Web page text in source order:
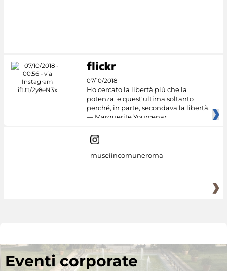
07/10/2018
Ho cercato la libertà più che la
potenza, e quest'ultima soltanto
perché, in parte, secondava la libertà.
— Marguerite Yourcenar
museiincomuneroma
Eventi corporate